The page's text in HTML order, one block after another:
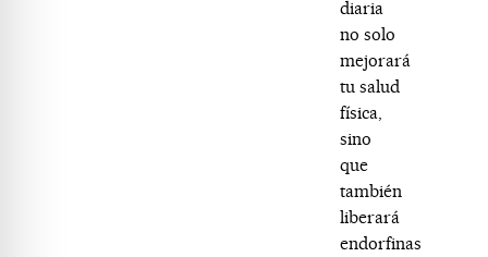
diaria
no solo
mejorará
tu salud
física,
sino
que
también
liberará
endorfinas